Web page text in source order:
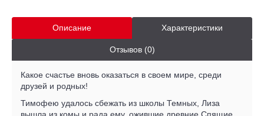
Описание Характеристики
Отзывов (0)
Какое счастье вновь оказаться в своем мире, среди
друзей и родных!
Тимофею удалось сбежать из школы Темных, Лиза